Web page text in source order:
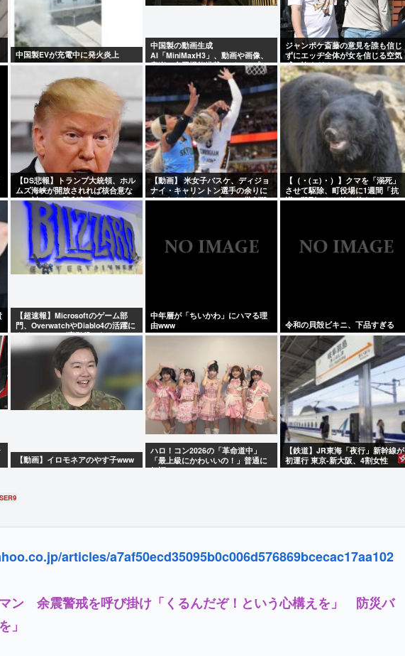
ております」
互RSS
中国製EVが充電中に発火炎上
中国製の動画生成
AI「MiniMaxH3」、動画や画像、
音楽の参照機能搭載でディープフ
ェイク作り放題に。終わりの始ま
ジャンポケ斎藤の意見を誰も信じ
ずにエッヂ全体が女を信じる空気
感、怖すぎる
【DS悲報】トランプ大統領、ホル
ムズ海峡が開放されれば核合意な
しで対イラン勝利宣言へ。
MAGA！
【動画】 米女子バスケ、ディジョ
ナイ・キャリントン選手の余りに
あからさまなラフプレーに批判殺
【（・(ェ)・）】クマを「溺死」
させて駆除、町役場に1週間「抗
議」殺到…なぜ銃を使えなかっ
【超速報】Microsoftのゲーム部
門、OverwatchやDiablo4の活躍に
よりBlizzardが牽引役となる
中年層が「ちいかわ」にハマる理
由www
令和の貝殻ビキニ、下品すぎる
【動画】イロモネアのやす子www
ハロ！コン2026の「革命道中」
「最上級にかわいいの！」普通に
好評www
【鉄道】JR東海「夜行」新幹線が
初運行 東京-新大阪、4割女性
articles/a7af50ecd35095b0c006d576869bcecac17aa102
ン 余震警戒を呼び掛け「くるんだぞ！という心構えを」 防災バ
」